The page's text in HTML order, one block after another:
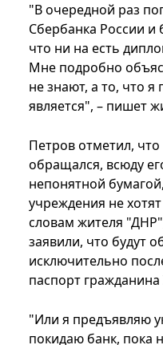
"В очередной раз
Сбербанка России
что ни на есть
Мне подробно
не знают, а то, что
является", – пишет
Петров отметил,
обращался, всюду
непонятной
учреждения не
словам жителя
заявили, что будут
исключительно
паспорт
"Или я предъявляю
покидаю банк, пока